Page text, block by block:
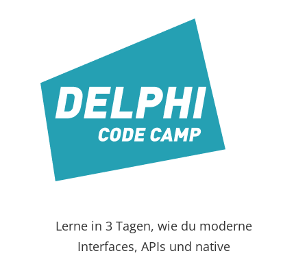
Lerne in 3 Tagen, wie du moderne
Interfaces, APIs und native